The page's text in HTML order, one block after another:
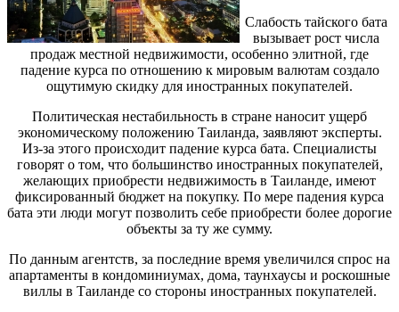
Слабость тайского бата
вызывает рост числа
продаж местной недвижимости, особенно элитной, где
падение курса по отношению к мировым валютам создало
ощутимую скидку для иностранных покупателей.
Политическая нестабильность в стране наносит ущерб
экономическому положению Таиланда, заявляют эксперты.
Из-за этого происходит падение курса бата. Специалисты
говорят о том, что большинство иностранных покупателей,
желающих приобрести недвижимость в Таиланде, имеют
фиксированный бюджет на покупку. По мере падения курса
бата эти люди могут позволить себе приобрести более дорогие
объекты за ту же сумму.
По данным агентств, за последние время увеличился спрос на
апартаменты в кондоминиумах, дома, таунхаусы и роскошные
виллы в Таиланде со стороны иностранных покупателей.